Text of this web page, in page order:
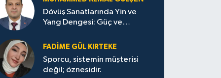
Dövüş Sanatlarında Yin ve
Yang Dengesi: Güç ve
FADIME GÜL KIRTEKE
Sporcu, sistemin müşterisi
değil; öznesidir.